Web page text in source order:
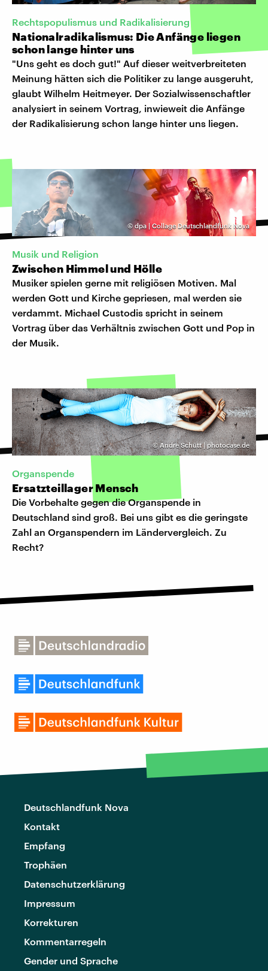
Rechtspopulismus und Radikalisierung
Nationalradikalismus: Die Anfänge liegen
schon lange hinter uns
"Uns geht es doch gut!" Auf dieser weitverbreiteten
Meinung hätten sich die Politiker zu lange ausgeruht,
glaubt Wilhelm Heitmeyer. Der Sozialwissenschaftler
analysiert in seinem Vortrag, inwieweit die Anfänge
der Radikalisierung schon lange hinter uns liegen.
©dpa | Collage Deutschlandfunk Nova
Musik und Religion
Zwischen Himmel und Hölle
Musiker spielen gerne mit religiösen Motiven. Mal
werden Gott und Kirche gepriesen, mal werden sie
verdammt. Michael Custodis spricht in seinem
Vortrag über das Verhältnis zwischen Gott und Pop in
der Musik.
©Andre Schütt | photocase.de
Organspende
Ersatzteillager Mensch
Die Vorbehalte gegen die Organspende in
Deutschland sind groß. Bei uns gibt es die geringste
Zahl an Organspendern im Ländervergleich. Zu
Recht?
Deutschlandfunk Nova
Kontakt
Empfang
Trophäen
Datenschutzerklärung
Impressum
Korrekturen
Kommentarregeln
Gender und Sprache